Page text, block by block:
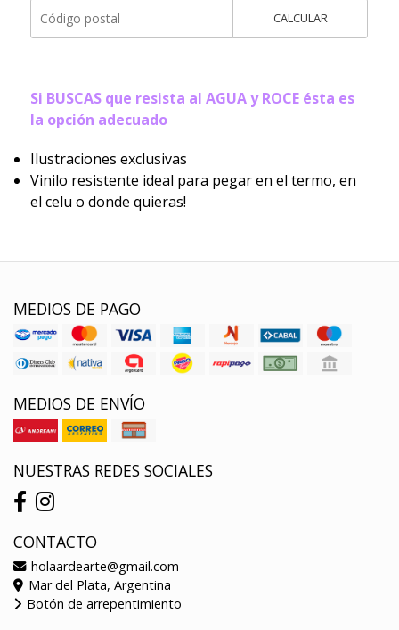
CALCULAR
Si BUSCAS que resista al AGUA y ROCE ésta es
la opción adecuado
Ilustraciones exclusivas
Vinilo resistente ideal para pegar en el termo, en
el celu o donde quieras!
MEDIOS DE PAGO
MEDIOS DE ENVÍO
NUESTRAS REDES SOCIALES
CONTACTO
holaardearte@gmail.com
Mar del Plata, Argentina
Botón de arrepentimiento